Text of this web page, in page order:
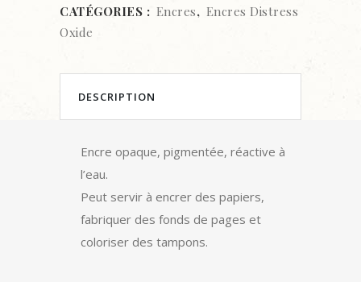
DISTRESS
HICKORY
CATÉGORIES : Encres, Encres Distress
Oxide
DESCRIPTION
Encre opaque, pigmentée, réactive à
l’eau.
Peut servir à encrer des papiers,
fabriquer des fonds de pages et
coloriser des tampons.